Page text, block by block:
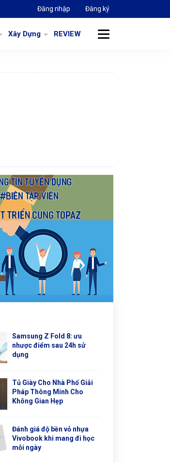
Đăng nhập Đăng ký
Xây Dựng REVIEW
Samsung Z Fold 8: ưu
nhược điểm sau 24h sử
dụng
Tủ Giày Cho Nhà Phố Giải
Pháp Thông Minh Cho
Không Gian Hẹp
Đánh giá độ bền vỏ nhựa
Vivobook khi mang đi học
mỗi ngày